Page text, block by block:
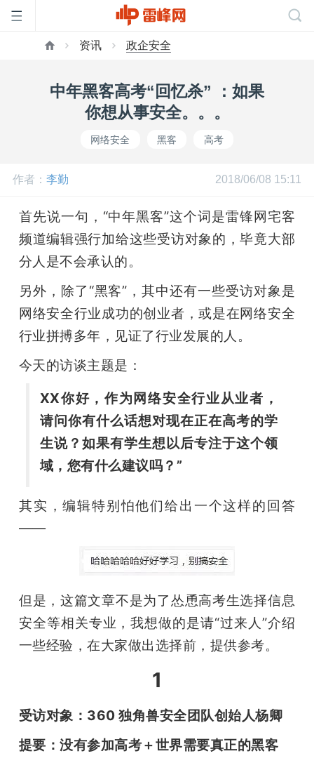
网
开
课
活
动
心
专
题
搞
资讯 政企安全
中年黑客高考“回忆杀” ：如果
你想从事安全。。。
网络安全 黑客 高考
作者： 李勤 2018/06/08 15:11
首先说一句，“中年黑客”这个词是雷锋网宅客
频道编辑强行加给这些受访对象的，毕竟大部
分人是不会承认的。
另外，除了“黑客”，其中还有一些受访对象是
网络安全行业成功的创业者，或是在网络安全
行业拼搏多年，见证了行业发展的人。
今天的访谈主题是：
XX你好，作为网络安全行业从业者，
请问你有什么话想对现在正在高考的学
生说？如果有学生想以后专注于这个领
域，您有什么建议吗？”
其实，编辑特别怕他们给出一个这样的回答
——
但是，这篇文章不是为了怂恿高考生选择信息
安全等相关专业，我想做的是请“过来人”介绍
一些经验，在大家做出选择前，提供参考。
1
受访对象：360 独角兽安全团队创始人杨卿
提要：没有参加高考＋世界需要真正的黑客